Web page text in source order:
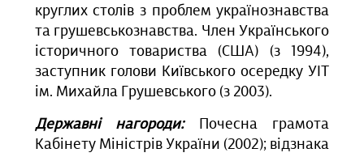
круглих столів з проблем українознавства
та грушевськознавства. Член Українського
історичного товариства (США) (з 1994),
заступник голови Київського осередку УІТ
ім. Михайла Грушевського (з 2003).
Державні нагороди:Почесна грамота
Кабінету Міністрів України (2002); відзнака